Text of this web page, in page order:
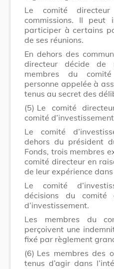
Le comité
commissions. Il
participer à certains
de ses réunions.
En dehors des
directeur décide de
membres du
personne appelée à
tenus au secret des
(5) Le comité
comité
Le comité
dehors du président
Fonds, trois membres
comité directeur en
de leur expérience
Le comité
décisions du comité
d’investissement.
Les membres du
perçoivent une
fixé par règlement
(6) Les membres des
tenus d’agir dans